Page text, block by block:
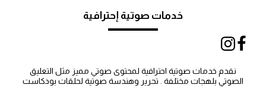
خدمات صوتية إحترافية
نقدم خدمات صوتية احترافية لمحتوى صوتي مميز مثل التعليق
الصوتي بلهجات مختلفة . تحرير وهندسة صوتية لحلقات بودكاست